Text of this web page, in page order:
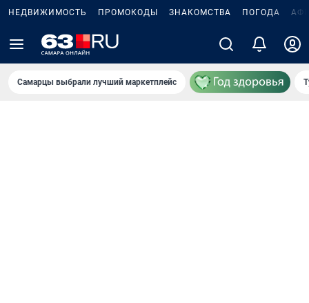
НЕДВИЖИМОСТЬ ПРОМОКОДЫ ЗНАКОМСТВА ПОГОДА
Самарцы выбрали лучший маркетплейс